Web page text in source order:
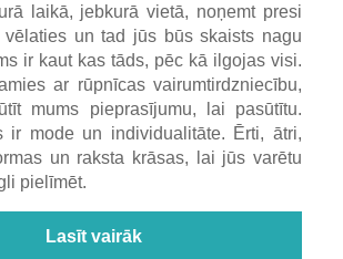
laikā, jebkurā vietā, noņemt presi
un tad jūs būs skaists nagu
ir kaut kas tāds, pēc kā ilgojas visi.
ar rūpnīcas vairumtirdzniecību,
mums pieprasījumu, lai pasūtītu.
ir mode un individualitāte. Ērti, ātri,
un raksta krāsas, lai jūs varētu
pielīmēt.
Lasīt vairāk